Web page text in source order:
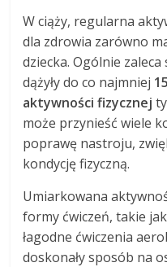
W ciąży, regularna
dla zdrowia zarówno
dziecka. Ogólnie
dążyły do co najmniej
aktywności fizycznej
może przynieść wiele
poprawę nastroju,
kondycję fizyczną.
Umiarkowana
formy ćwiczeń, takie
łagodne ćwiczenia
doskonały sposób na